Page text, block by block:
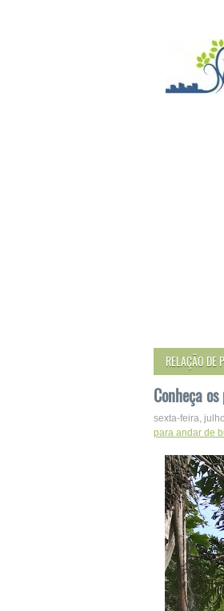
RELAÇÃO DE
Conheça
sexta-feira,
para andar de